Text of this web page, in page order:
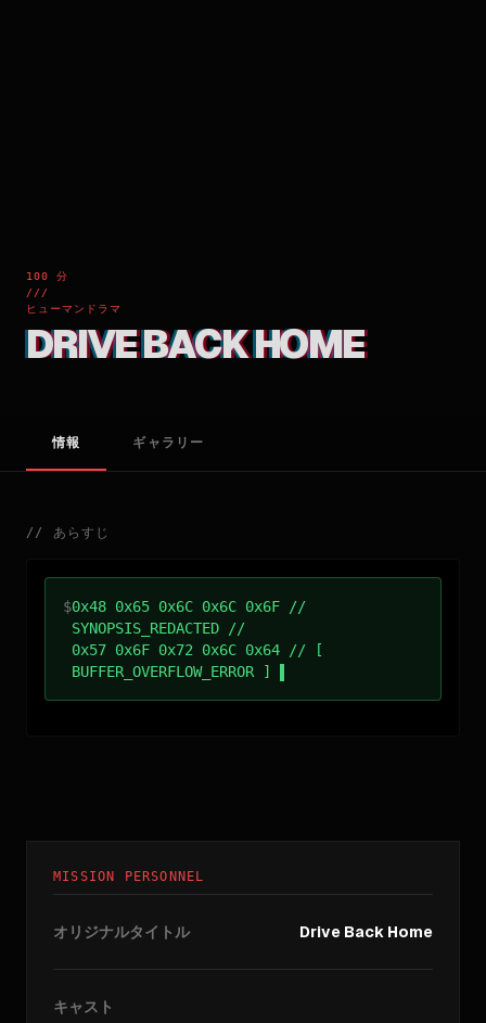
100 分
///
ヒューマンドラマ
DRIVE BACK HOME
情報 ギャラリー
// あらすじ
$0x48 0x65 0x6C 0x6C 0x6F //
SYNOPSIS_REDACTED //
0x57 0x6F 0x72 0x6C 0x64 // [
BUFFER_OVERFLOW_ERROR ]
MISSION PERSONNEL
オリジナルタイトル Drive Back Home
キャスト